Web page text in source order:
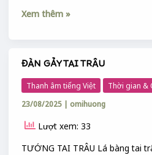
Xem thêm »
ĐÀN GẢY TAI TRÂU
Thanh âm tiếng Việt
Thời gian &
23/08/2025 | omihuong
Lượt xem: 33
TƯỚNG TAI TRÂU Lá bàng tai
ĐÀN
GẢY
TAI
TRÂU